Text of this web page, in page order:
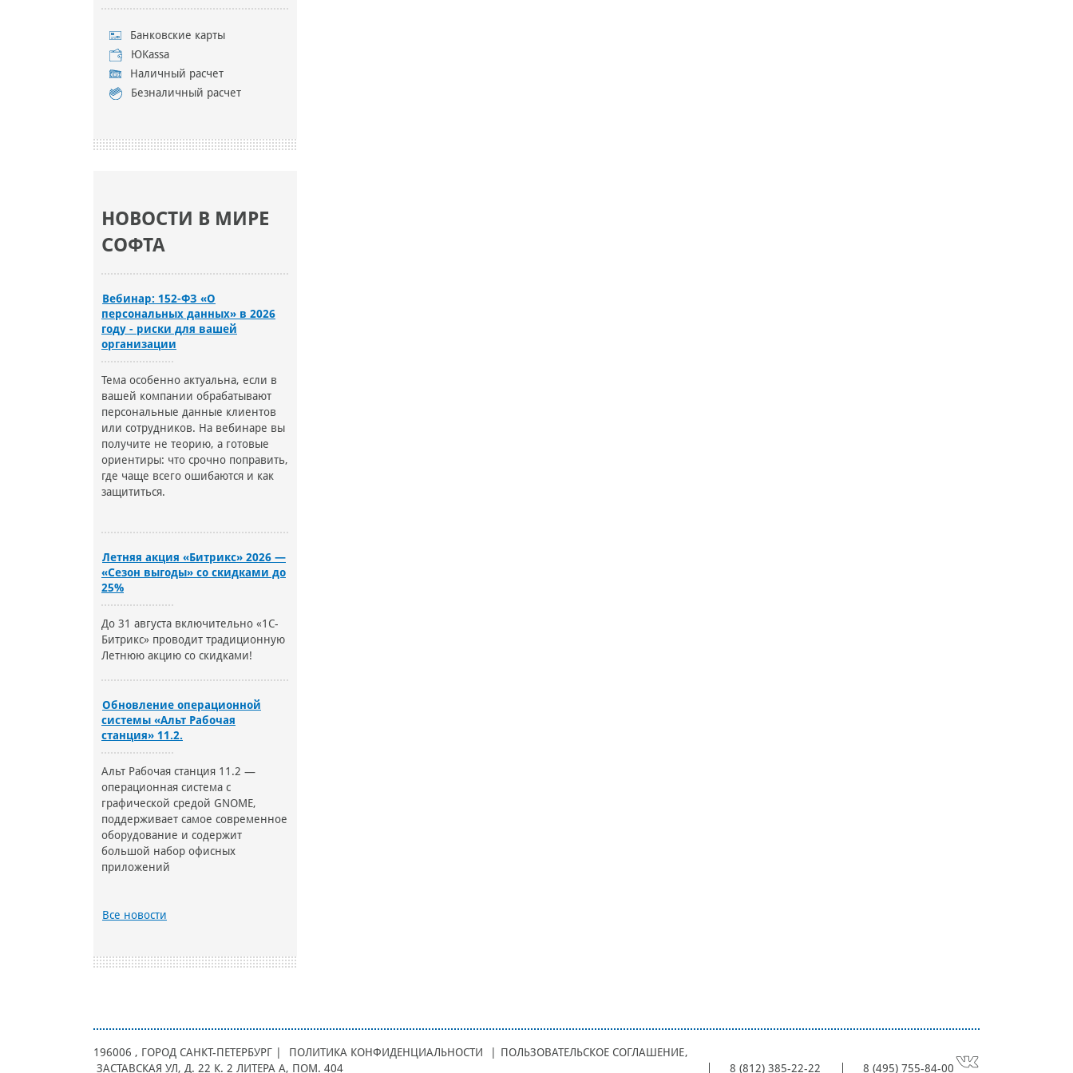
Банковские карты
ЮKassa
Наличный расчет
Безналичный расчет
НОВОСТИ В МИРЕ
СОФТА
Вебинар: 152-ФЗ «О
персональных данных» в 2026
году - риски для вашей
организации
Тема особенно актуальна, если в
вашей компании обрабатывают
персональные данные клиентов
или сотрудников. На вебинаре вы
получите не теорию, а готовые
ориентиры: что срочно поправить,
где чаще всего ошибаются и как
защититься.
Летняя акция «Битрикс» 2026 —
«Сезон выгоды» со скидками до
25%
До 31 августа включительно «1С-
Битрикс» проводит традиционную
Летнюю акцию со скидками!
Обновление операционной
системы «Альт Рабочая
станция» 11.2.
Альт Рабочая станция 11.2 —
операционная система с
графической средой GNOME,
поддерживает самое современное
оборудование и содержит
большой набор офисных
приложений
Все новости
196006 , ГОРОД САНКТ-ПЕТЕРБУРГ | ПОЛИТИКА КОНФИДЕНЦИАЛЬНОСТИ ПОЛЬЗОВАТЕЛЬСКОЕ СОГЛАШЕНИЕ,
ЗАСТАВСКАЯ УЛ, Д. 22 К. 2 ЛИТЕРА А, ПОМ. 404
8 (812) 385-22-22 8 (495) 755-84-00